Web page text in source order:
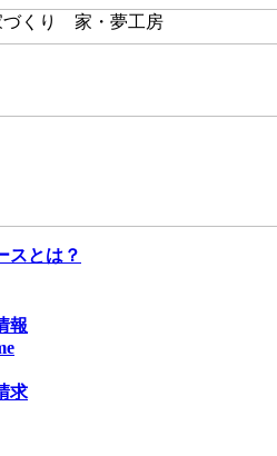
スとは？
報
求